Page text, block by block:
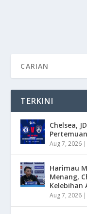
TERKINI
Chelsea,
Aug 7, 2026 |
Harimau
Menang,
Kelebihan
Aug 7, 2026 |